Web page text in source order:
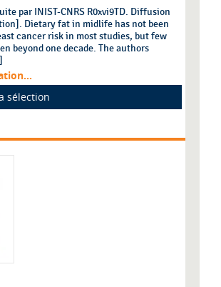
par INIST-CNRS R0xvi9TD. Diffusion
Dietary fat in midlife has not been
cancer risk in most studies, but few
beyond one decade. The authors
sélection